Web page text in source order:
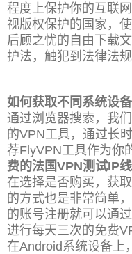
程度上保护你的互联
视版权保护的国家，
后顾之忧的自由下载
护法，触犯到法律法规
如何获取不同系统设
通过浏览器搜索，我
的VPN工具，通过长
荐FlyVPN工具作为你
费的法国VPN测试IP
在选择是否购买 ，获
的方式也是非常简单
的账号注册就可以通
进行每天三次的免费
在Android系统设备上